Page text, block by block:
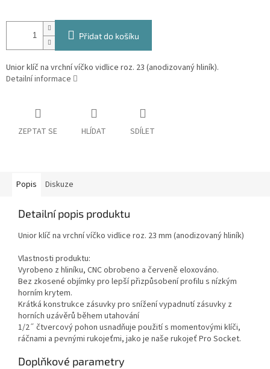
Přidat do košíku
Unior klíč na vrchní víčko vidlice roz. 23 (anodizovaný hliník).
Detailní informace
ZEPTAT SE HLÍDAT SDÍLET
Popis Diskuze
Detailní popis produktu
Unior klíč na vrchní víčko vidlice roz. 23 mm (anodizovaný hliník)
Vlastnosti produktu:
Vyrobeno z hliníku, CNC obrobeno a červeně eloxováno.
Bez zkosené objímky pro lepší přizpůsobení profilu s nízkým
horním krytem.
Krátká konstrukce zásuvky pro snížení vypadnutí zásuvky z
horních uzávěrů během utahování
1/2˝ čtvercový pohon usnadňuje použití s momentovými klíči,
ráčnami a pevnými rukojeťmi, jako je naše rukojeť Pro Socket.
Doplňkové parametry